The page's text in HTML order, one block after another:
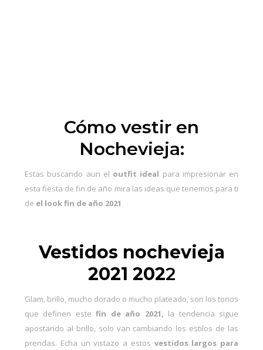
Cómo vestir en
Nochevieja:
Estas buscando aun el outfit ideal para impresionar en
esta fiesta de fin de año mira las ideas que tenemos para ti
de el lookfin de año 2021
Vestidos nochevieja
2021 2022
Glam, brillo, mucho dorado o mucho plateado, son los tonos
que definen estefin de año 2021, la tendencia sigue
apostando al brillo, solo van cambiando los estilos de las
prendas. Echa un vistazo a estos vestidos largos para